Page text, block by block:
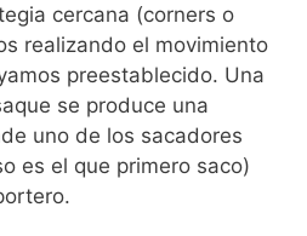
cercana (corners o
realizando el movimiento
preestablecido. Una
se produce una
uno de los sacadores
es el que primero saco)